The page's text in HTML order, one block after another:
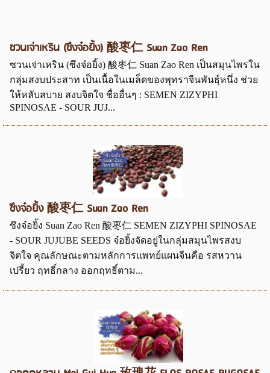
ซวนเจ่าเหริน (ซึงจ๋อยิ้ง) 酸枣仁 Suan Zao Ren
ซวนเจ่าเหริน (ซึงจ๋อยิ้ง) 酸枣仁 Suan Zao Ren เป็นสมุนไพรใน
กลุ่มสงบประสาท เป็นเนื้อในเมล็ดของพุทราจีนพันธุ์หนึ่ง ช่วย
ให้หลับสบาย สงบจิตใจ ชื่ออื่นๆ : SEMEN ZIZYPHI
SPINOSAE - SOUR JUJ...
ซึงจ๋อยิ้ง 酸枣仁 Suan Zao Ren
ซึงจ๋อยิ้ง Suan Zao Ren 酸枣仁 SEMEN ZIZYPHI SPINOSAE
- SOUR JUJUBE SEEDS จ๋อยิ้งจัดอยู่ในกลุ่มสมุนไพรสงบ
จิตใจ คุณลักษณะตามหลักการแพทย์แผนจีนคือ รสหวาน
เปรี้ยว ฤทธิ์กลาง ออกฤทธิ์ตาม...